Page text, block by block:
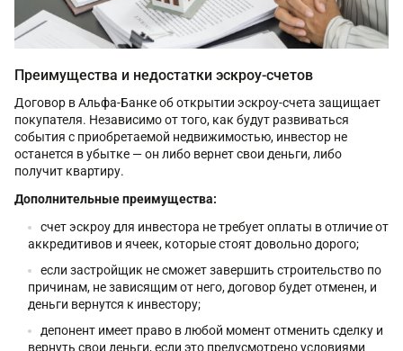
Преимущества и недостатки эскроу-счетов
Договор в Альфа-Банке об открытии эскроу-счета защищает
покупателя. Независимо от того, как будут развиваться
события с приобретаемой недвижимостью, инвестор не
останется в убытке — он либо вернет свои деньги, либо
получит квартиру.
Дополнительные преимущества:
счет эскроу для инвестора не требует оплаты в отличие от
аккредитивов и ячеек, которые стоят довольно дорого;
если застройщик не сможет завершить строительство по
причинам, не зависящим от него, договор будет отменен, и
деньги вернутся к инвестору;
депонент имеет право в любой момент отменить сделку и
вернуть свои деньги, если это предусмотрено условиями